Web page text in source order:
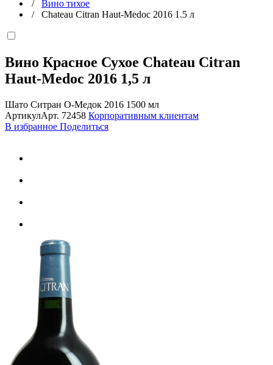
/ Вино тихое
/ Chateau Citran Haut-Medoc 2016 1.5 л
Вино Красное Сухое Chateau Citran
Haut-Medoc 2016 1,5 л
Шато Ситран О-Медок 2016 1500 мл
АртикулАрт. 72458 Корпоративным клиентам
В избранное Поделиться